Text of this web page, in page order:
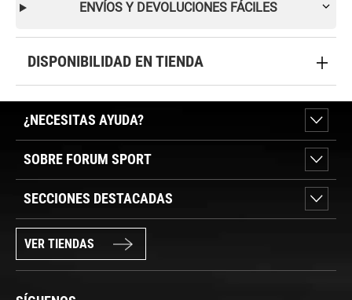
ENVÍOS Y DEVOLUCIONES FÁCILES
DISPONIBILIDAD EN TIENDA
¿NECESITAS AYUDA?
SOBRE FORUM SPORT
SECCIONES DESTACADAS
VER TIENDAS